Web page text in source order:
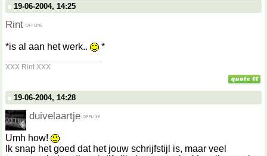
19-06-2004, 14:25
Rint
*is al aan het werk..
*
XXX Rint XXX
19-06-2004, 14:28
duivelaartje
Umh how!
Ik snap het goed dat het jouw schrijfstijl is, maar veel